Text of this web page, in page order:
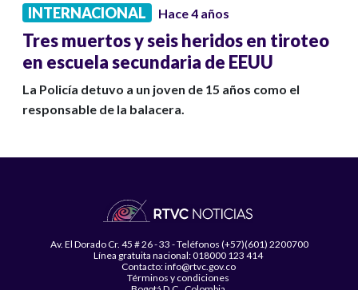
INTERNACIONAL Hace 4 años
Tres muertos y seis heridos en tiroteo
en escuela secundaria de EEUU
La Policía detuvo a un joven de 15 años como el
responsable de la balacera.
Av. El Dorado Cr. 45 # 26 - 33 - Teléfonos (+57)(601) 2200700
Línea gratuita nacional: 018000 123 414
Contacto: info@rtvc.gov.co
Términos y condiciones